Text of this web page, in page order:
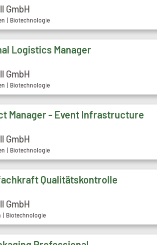
GmbH
| Biotechnologie
Logistics Manager
GmbH
| Biotechnologie
Manager - Event Infrastructure
GmbH
| Biotechnologie
Qualitätskontrolle
GmbH
| Biotechnologie